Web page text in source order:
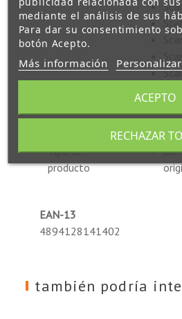
Tipo de
producto
EAN-13
4894128141402
también podría
mediante el análisis de sus
Para dar su consentimiento
botón Acepto.
Más información
RECHAZAR
ACEPTO